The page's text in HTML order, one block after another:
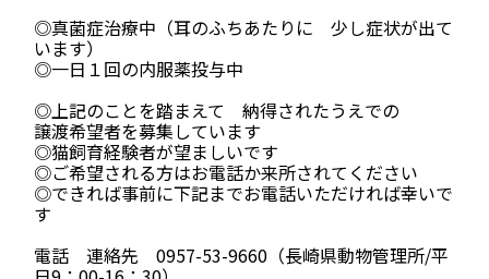
◎真菌症治療中（耳のふちあたりに 少し症状が出て
います）
◎一日１回の内服薬投与中
◎上記のことを踏まえて 納得されたうえでの
譲渡希望者を募集しています
◎猫飼育経験者が望ましいです
◎ご希望される方はお電話か来所されてください
◎できれば事前に下記までお電話いただければ幸いで
す
電話 連絡先 0957-53-9660（長崎県動物管理所/平